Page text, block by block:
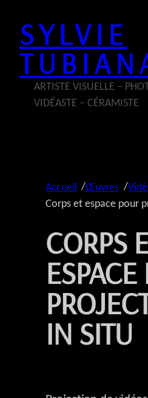
contenu
SYLVIE
ARTISTE VISUELLE –
VIDÉASTE – CÉRAMISTE
Accueil /Œuvres /
Corps et espace pour
CORPS
IN SITU